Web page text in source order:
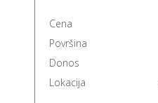
Cena
Površina
Donos
Lokacija